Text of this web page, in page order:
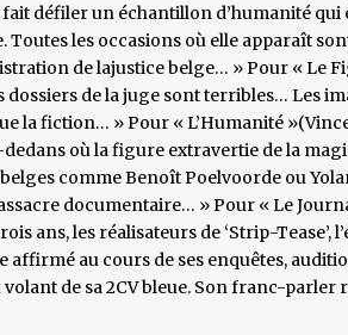
fait défiler un échantillon d’humanité
Toutes les occasions où elle apparaît
de lajustice belge… » Pour « Le
dossiers de la juge sont terribles… Les
la fiction… » Pour « L’Humanité
où la figure extravertie de la
comme Benoît Poelvoorde ou
documentaire… » Pour « Le
ans, les réalisateurs de ‘Strip-
affirmé au cours de ses enquêtes,
volant de sa 2CV bleue. Son franc-